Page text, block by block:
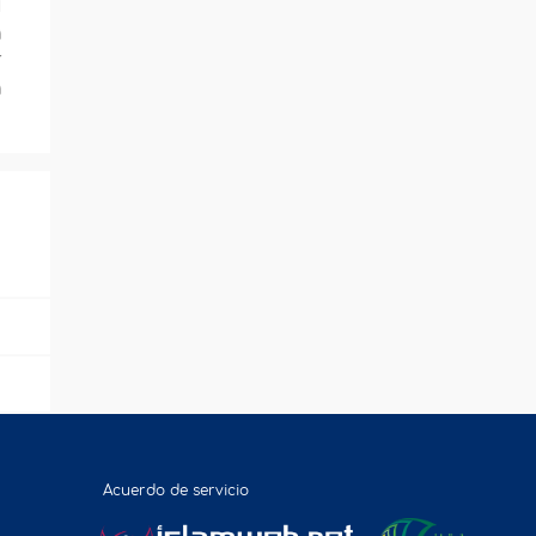
Acuerdo de servicio